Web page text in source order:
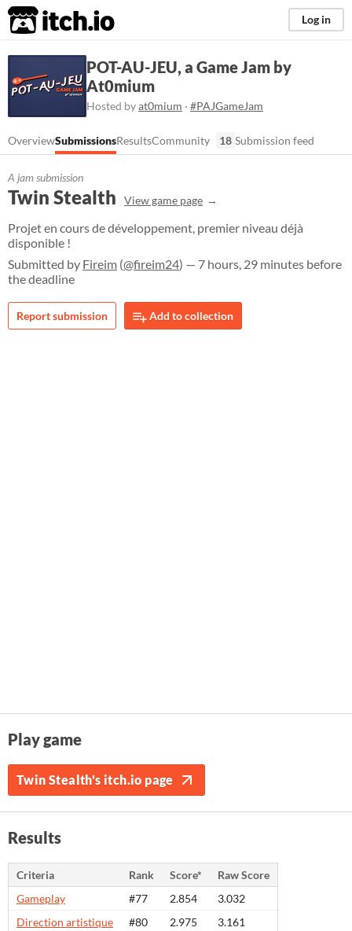
itch.io Log in
POT-AU-JEU, a Game Jam by
At0mium
Hosted byat0mium · #PAJGameJam
OverviewSubmissionsResultsCommunity 18 Submission feed
A jam submission
Twin Stealth View game page
Projet en cours de développement, premier niveau déjà
disponible !
Submitted by Fireim (@fireim24) — 7 hours, 29 minutes before
the deadline
Report submission Add to collection
Play game
Twin Stealth's itch.io page
Results
Criteria Rank Score*
Raw Score
Gameplay
#77 2.854
3.032
Direction artistique
#80 2.975
3.161